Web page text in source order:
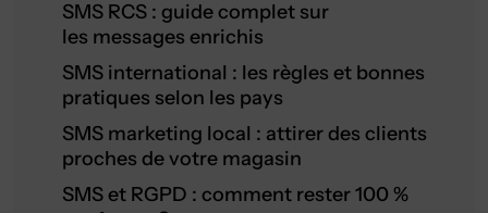
SMS RCS : guide complet sur
les messages enrichis
SMS international : les règles et bonnes
pratiques selon les pays
SMS marketing local : attirer des clients
proches de votre magasin
SMS et RGPD : comment rester 100 %